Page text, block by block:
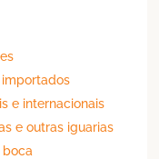
importados
e internacionais
e outras iguarias
boca